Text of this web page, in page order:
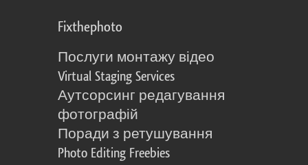
Fixthephoto
Послуги монтажу відео
Virtual Staging Services
Аутсорсинг редагування
фотографій
Поради з ретушування
Photo Editing Freebies